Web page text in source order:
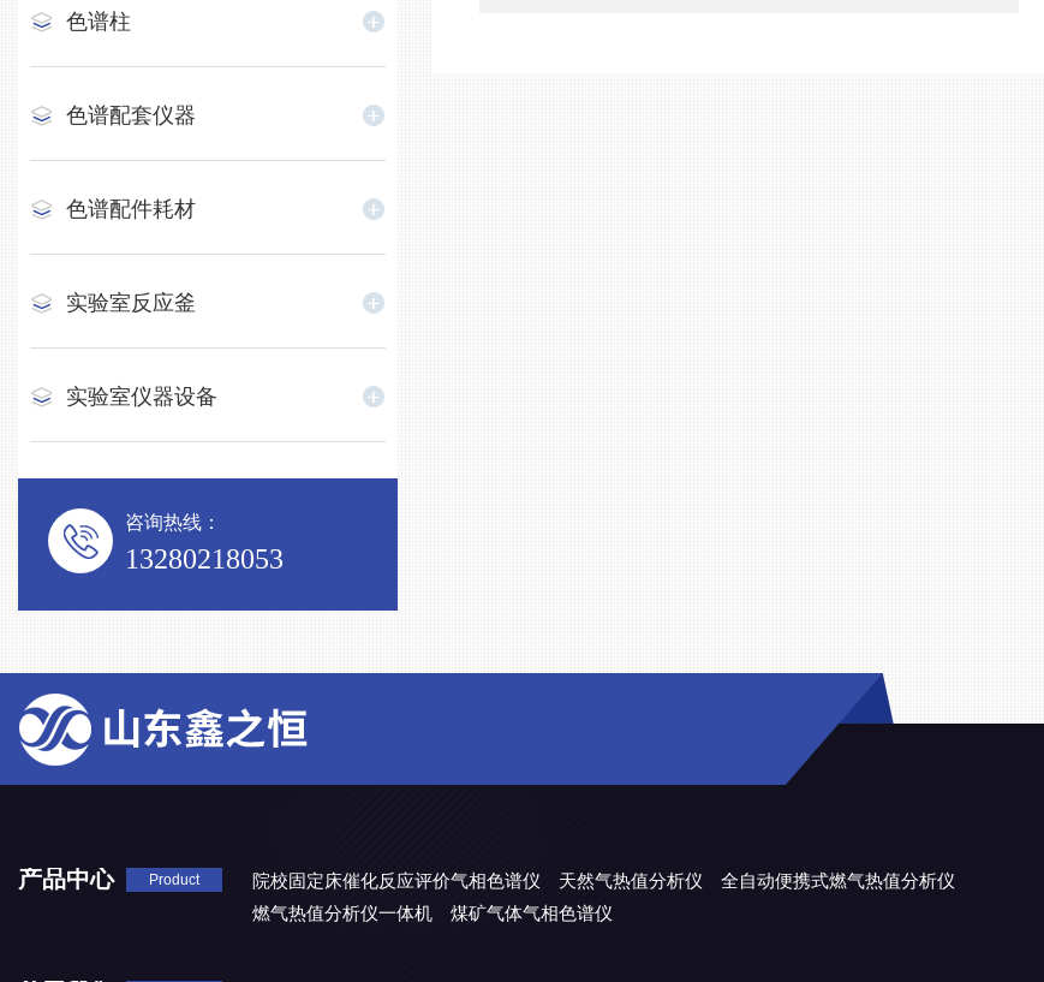
色谱柱
色谱配套仪器
色谱配件耗材
实验室反应釜
实验室仪器设备
咨询热线：
13280218053
产品中心 Product 院校固定床催化反应评价气相色谱仪 天然气热值分析仪
全自动便携式燃气热值分析仪
燃气热值分析仪一体机
煤矿气体气相色谱仪